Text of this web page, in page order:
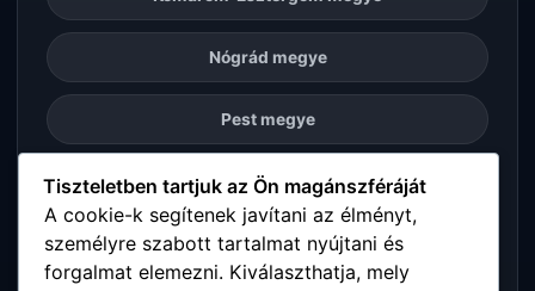
Nógrád megye
Pest megye
Somogy megye
Szabolcs-Szatmár-Bereg megye
Tiszteletben tartjuk az Ön magánszféráját
A cookie-k segítenek javítani az élményt,
személyre szabott tartalmat nyújtani és
forgalmat elemezni. Kiválaszthatja, mely